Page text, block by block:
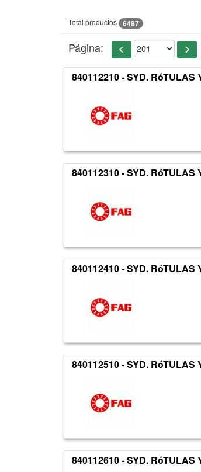
Total productos 6487
Página:
840112210 - SYD.
840112310 - SYD.
840112410 - SYD.
840112510 - SYD.
840112610 - SYD.